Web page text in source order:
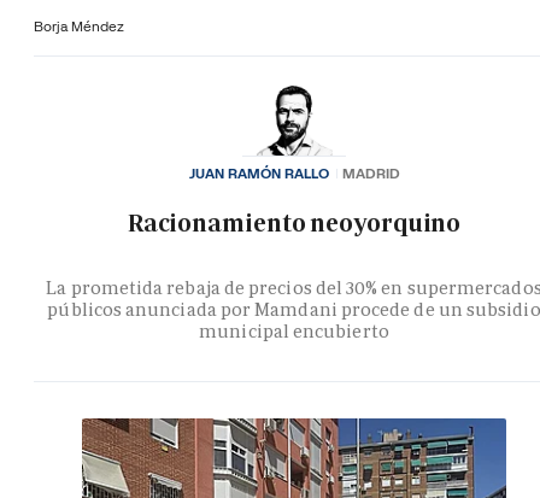
Borja Méndez
Racionamiento neoyorquino
La prometida rebaja de precios del 30% en
públicos anunciada por Mamdani procede de un subsidio
municipal encubierto
JUAN RAMÓN RALLO MADRID